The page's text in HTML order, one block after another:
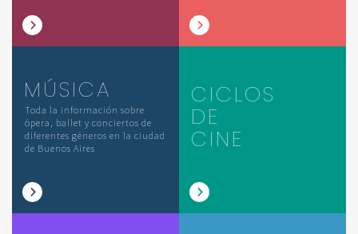
MÚSICA
Toda la información sobre
ópera, ballet y conciertos de
diferentes géneros en la ciudad
de Buenos Aires
CICLOS
DE
CINE